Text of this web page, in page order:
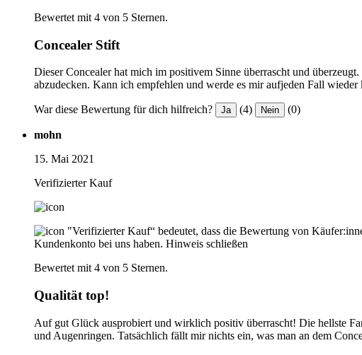
Bewertet mit 4 von 5 Sternen.
Concealer Stift
Dieser Concealer hat mich im positivem Sinne überrascht und
abzudecken. Kann ich empfehlen und werde es mir aufjeden Fall
War diese Bewertung für dich hilfreich? Ja (4) Nein (0)
mohn
15. Mai 2021
Verifizierter Kauf
"Verifizierter Kauf“ bedeutet, dass die Bewertung von
Kundenkonto bei uns haben. Hinweis schließen
Bewertet mit 4 von 5 Sternen.
Qualität top!
Auf gut Glück ausprobiert und wirklich positiv überrascht! Die hellste
und Augenringen. Tatsächlich fällt mir nichts ein, was man an dem